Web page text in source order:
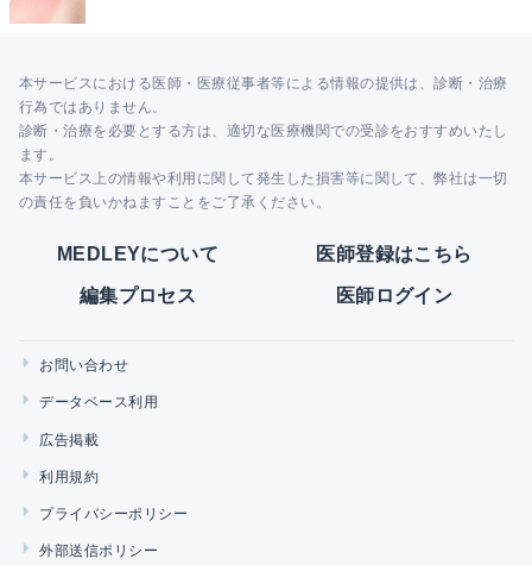
本サービスにおける医師・医療従事者等による情報の提供は、診断・治療
行為ではありません。
診断・治療を必要とする方は、適切な医療機関での受診をおすすめいたし
ます。
本サービス上の情報や利用に関して発生した損害等に関して、弊社は一切
の責任を負いかねますことをご了承ください。
MEDLEYについて 医師登録はこちら
編集プロセス 医師ログイン
お問い合わせ
データベース利用
広告掲載
利用規約
プライバシーポリシー
外部送信ポリシー